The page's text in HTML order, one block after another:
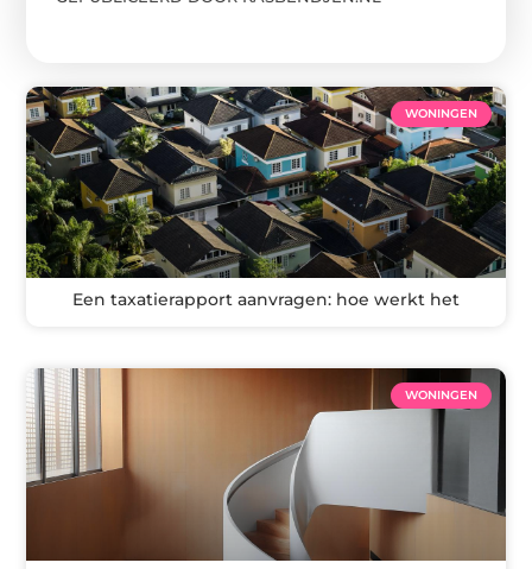
WONINGEN
Een taxatierapport aanvragen: hoe werkt het
WONINGEN